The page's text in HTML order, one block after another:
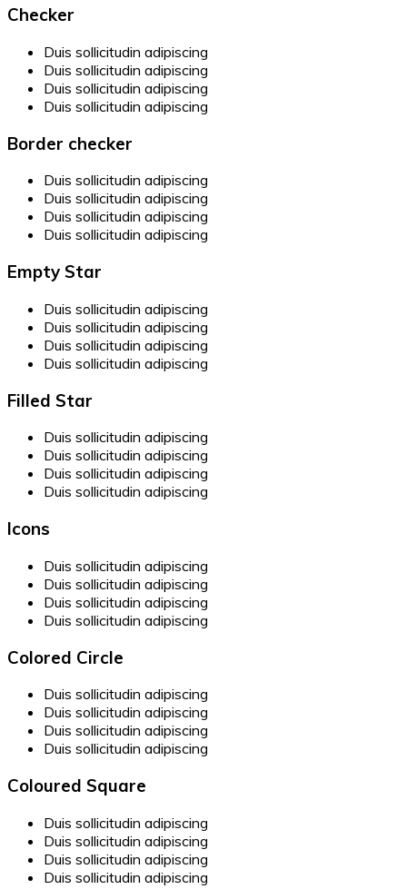
Checker
Duis sollicitudin adipiscing
Duis sollicitudin adipiscing
Duis sollicitudin adipiscing
Duis sollicitudin adipiscing
Border checker
Duis sollicitudin adipiscing
Duis sollicitudin adipiscing
Duis sollicitudin adipiscing
Duis sollicitudin adipiscing
Empty Star
Duis sollicitudin adipiscing
Duis sollicitudin adipiscing
Duis sollicitudin adipiscing
Duis sollicitudin adipiscing
Filled Star
Duis sollicitudin adipiscing
Duis sollicitudin adipiscing
Duis sollicitudin adipiscing
Duis sollicitudin adipiscing
Icons
Duis sollicitudin adipiscing
Duis sollicitudin adipiscing
Duis sollicitudin adipiscing
Duis sollicitudin adipiscing
Colored Circle
Duis sollicitudin adipiscing
Duis sollicitudin adipiscing
Duis sollicitudin adipiscing
Duis sollicitudin adipiscing
Coloured Square
Duis sollicitudin adipiscing
Duis sollicitudin adipiscing
Duis sollicitudin adipiscing
Duis sollicitudin adipiscing